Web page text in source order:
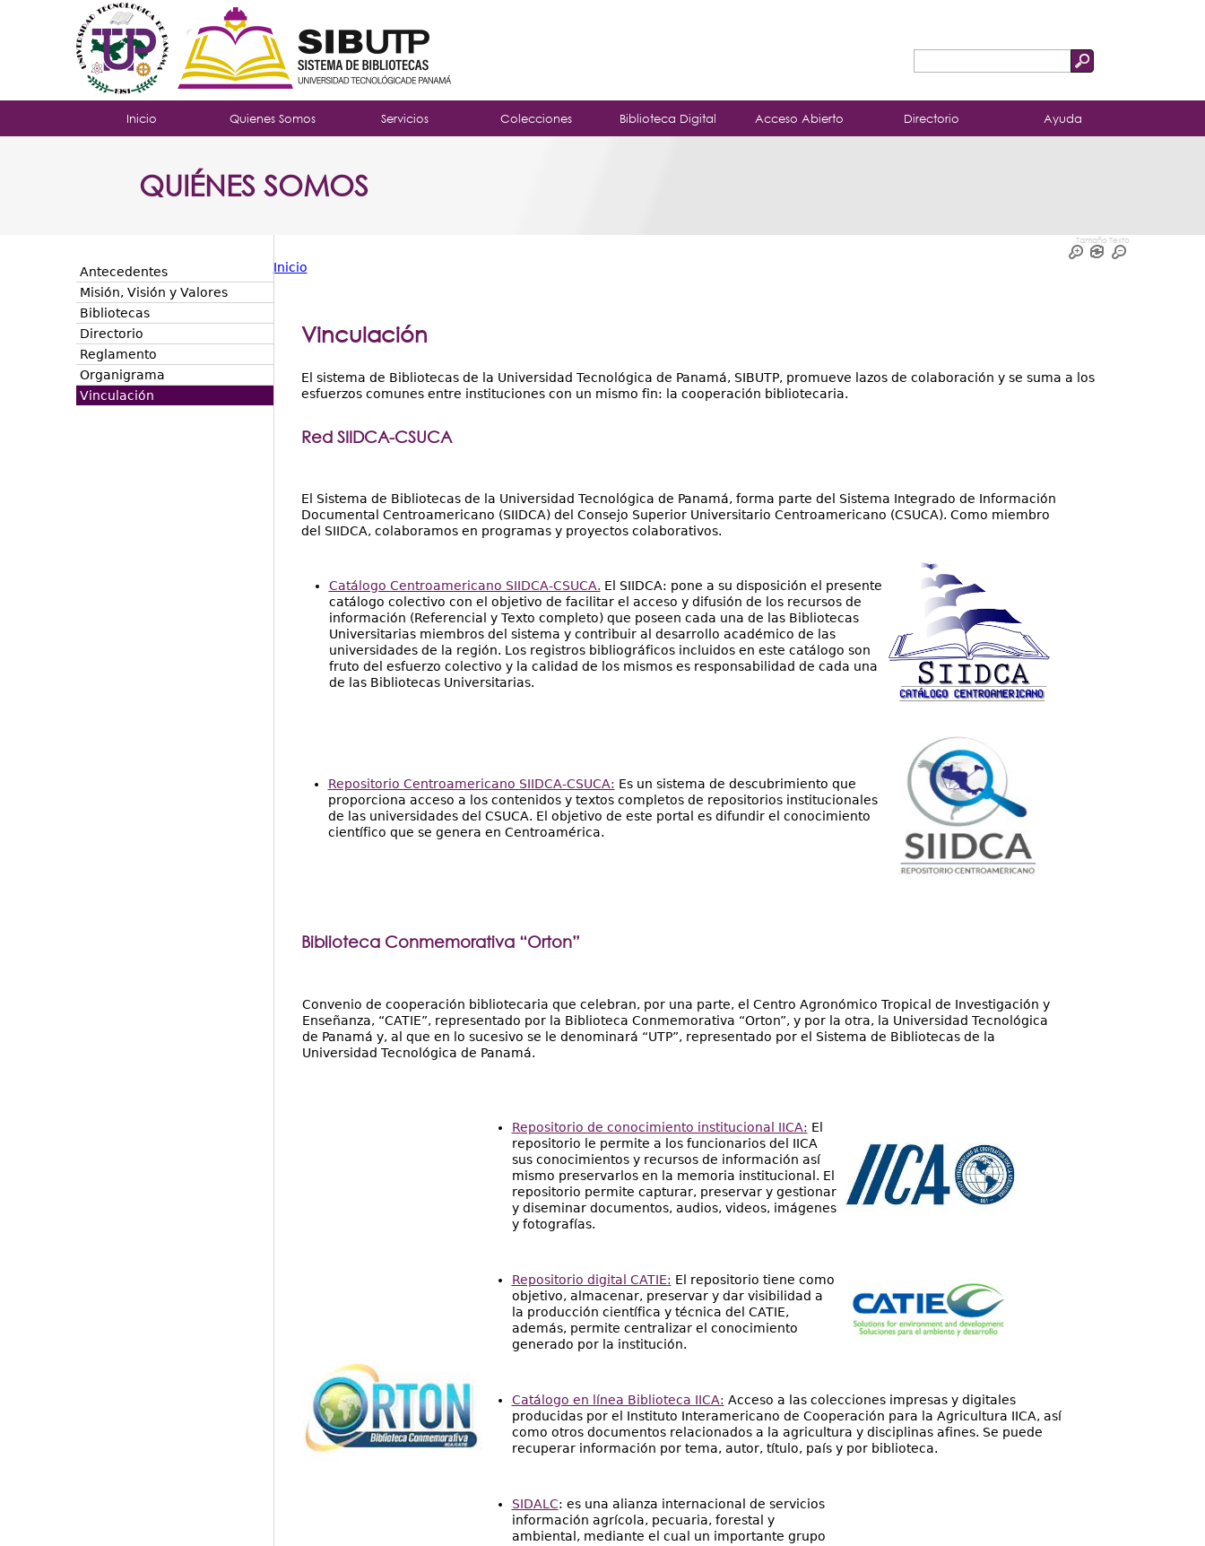
de
Tropical
Principal
Inicio Quienes Somos Servicios Colecciones Biblioteca Digital Acceso Abierto Directorio Ayuda
QUIÉNES SOMOS
Tamaño Texto
está
Inicio
Vinculación
El sistema de Bibliotecas de la Universidad Tecnológica de Panamá, SIBUTP, promueve lazos de colaboración y se suma a los
esfuerzos comunes entre instituciones con un mismo fin: la cooperación bibliotecaria.
Red SIIDCA-CSUCA
El Sistema de Bibliotecas de la Universidad Tecnológica de Panamá, forma parte del Sistema Integrado de Información
Documental Centroamericano (SIIDCA) del Consejo Superior Universitario Centroamericano (CSUCA). Como miembro
del SIIDCA, colaboramos en programas y proyectos colaborativos.
Catálogo Centroamericano SIIDCA-CSUCA. El SIIDCA: pone a su disposición el presente
catálogo colectivo con el objetivo de facilitar el acceso y difusión de los recursos de
información (Referencial y Texto completo) que poseen cada una de las Bibliotecas
Universitarias miembros del sistema y contribuir al desarrollo académico de las
universidades de la región. Los registros bibliográficos incluidos en este catálogo son
fruto del esfuerzo colectivo y la calidad de los mismos es responsabilidad de cada una
de las Bibliotecas Universitarias.
Repositorio Centroamericano SIIDCA-CSUCA: Es un sistema de descubrimiento que
proporciona acceso a los contenidos y textos completos de repositorios institucionales
de las universidades del CSUCA. El objetivo de este portal es difundir el conocimiento
científico que se genera en Centroamérica.
Biblioteca Conmemorativa “Orton”
Convenio de cooperación bibliotecaria que celebran, por una parte, el Centro Agronómico Tropical de Investigación y
Enseñanza, “CATIE”, representado por la Biblioteca Conmemorativa “Orton”, y por la otra, la Universidad Tecnológica
de Panamá y, al que en lo sucesivo se le denominará “UTP”, representado por el Sistema de Bibliotecas de la
Universidad Tecnológica de Panamá.
Repositorio de conocimiento institucional IICA: El
repositorio le permite a los funcionarios del IICA
sus conocimientos y recursos de información así
mismo preservarlos en la memoria institucional. El
repositorio permite capturar, preservar y gestionar
y diseminar documentos, audios, videos, imágenes
y fotografías.
Repositorio digital CATIE: El repositorio tiene como
objetivo, almacenar, preservar y dar visibilidad a
la producción científica y técnica del CATIE,
además, permite centralizar el conocimiento
generado por la institución.
Catálogo en línea Biblioteca IICA: Acceso a las colecciones impresas y digitales
producidas por el Instituto Interamericano de Cooperación para la Agricultura IICA, así
como otros documentos relacionados a la agricultura y disciplinas afines. Se puede
recuperar información por tema, autor, título, país y por biblioteca.
SIDALC: es una alianza internacional de servicios
información agrícola, pecuaria, forestal y
ambiental, mediante el cual un importante grupo
Antecedentes
Misión, Visión y Valores
Bibliotecas
Directorio
Reglamento
Organigrama
Vinculación